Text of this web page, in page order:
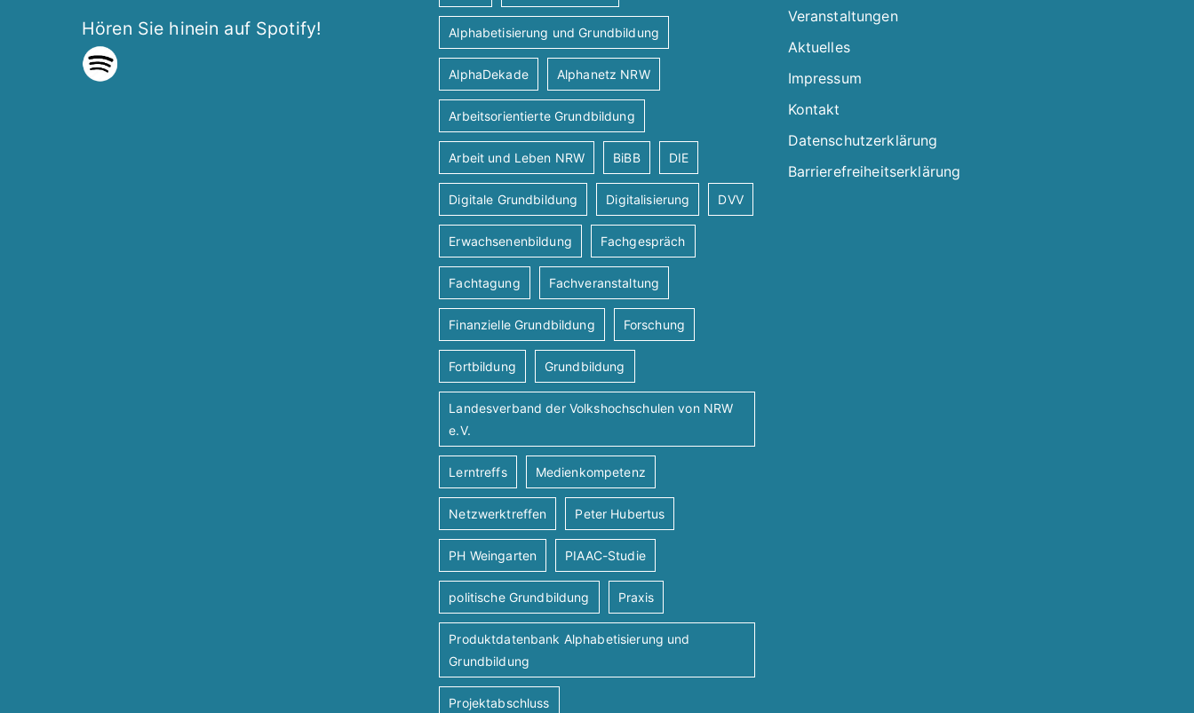
Hören Sie hinein auf Spotify! Alphabetisierung und Grundbildung
AlphaDekade Alphanetz NRW
Arbeitsorientierte Grundbildung
Arbeit und Leben NRW BiBB DIE
Digitale Grundbildung Digitalisierung DVV
Erwachsenenbildung Fachgespräch
Fachtagung Fachveranstaltung
Finanzielle Grundbildung Forschung
Fortbildung Grundbildung
Landesverband der Volkshochschulen von NRW
e.V.
Lerntreffs Medienkompetenz
Netzwerktreffen Peter Hubertus
PH Weingarten PIAAC-Studie
politische Grundbildung Praxis
Produktdatenbank Alphabetisierung und
Grundbildung
Projektabschluss
Veranstaltungen
Aktuelles
Impressum
Kontakt
Datenschutzerklärung
Barrierefreiheitserklärung